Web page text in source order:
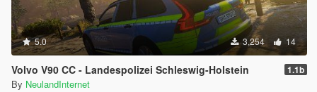
5.0 3,254 14
Volvo V90 CC - Landespolizei Schleswig-Holstein 1.1b
By NeulandInternet